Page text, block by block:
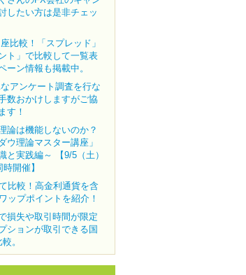
したい方は是非チェッ
比較！「スプレッド」
ト」で比較して一覧表
ーン情報も掲載中。
アンケート調査を行な
数おかけしますがご協
す！
論は機能しないのか？
ウ理論マスター講座」
と実践編～ 【9/5（土）
開催】
比較！高金利通貨を含
ップポイントを紹介！
損失や取引時間が限定
ションが取引できる国
。